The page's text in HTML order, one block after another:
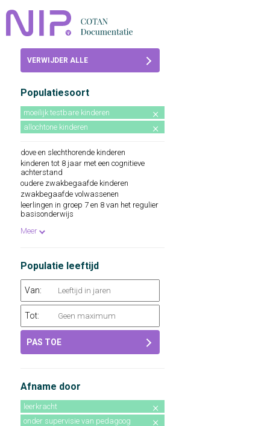
Abonneren
VERWIJDER ALLE
Populatiesoort
moeilijk testbare kinderen
allochtone kinderen
dove en slechthorende kinderen
kinderen tot 8 jaar met een cognitieve
achterstand
oudere zwakbegaafde kinderen
zwakbegaafde volwassenen
leerlingen in groep 7 en 8 van het regulier
basisonderwijs
leerlingen in klas 1 mavo
Meer
Populatie leeftijd
Van:
Tot:
PAS TOE
Afname door
leerkracht
onder supervisie van pedagoog